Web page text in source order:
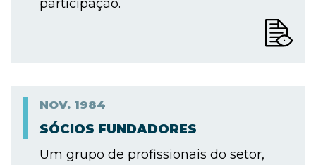
participação.
NOV. 1984
SÓCIOS FUNDADORES
Um grupo de profissionais do setor,